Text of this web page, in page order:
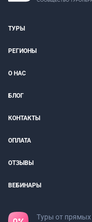
ТУРЫ
РЕГИОНЫ
О НАС
БЛОГ
КОНТАКТЫ
ОПЛАТА
ОТЗЫВЫ
ВЕБИНАРЫ
Туры от прямых